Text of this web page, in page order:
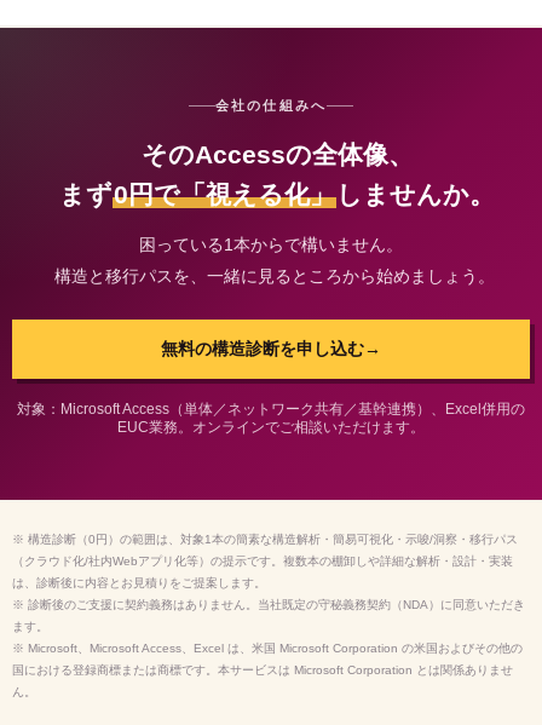
会社の仕組みへ
そのAccessの全体像、
まず0円で「視える化」 しませんか。
困っている1本からで構いません。
構造と移行パスを、一緒に見るところから始めましょう。
無料の構造診断を申し込む→
対象：Microsoft Access（単体／ネットワーク共有／基幹連携）、Excel併用の
EUC業務。オンラインでご相談いただけます。
※ 構造診断（0円）の範囲は、対象1本の簡素な構造解析・簡易可視化・示唆/洞察・移行パス
（クラウド化/社内Webアプリ化等）の提示です。複数本の棚卸しや詳細な解析・設計・実装
は、診断後に内容とお見積りをご提案します。
※ 診断後のご支援に契約義務はありません。当社既定の守秘義務契約（NDA）に同意いただき
ます。
※ Microsoft、Microsoft Access、Excel は、米国 Microsoft Corporation の米国およびその他の
国における登録商標または商標です。本サービスは Microsoft Corporation とは関係ありませ
ん。